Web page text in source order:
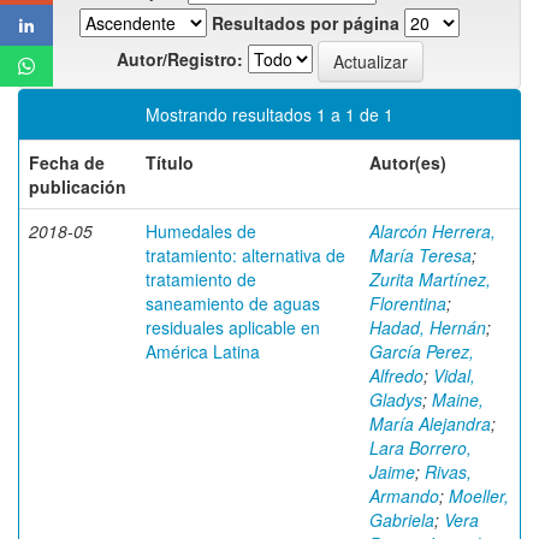
Resultados por página
Autor/Registro:
Mostrando resultados 1 a 1 de 1
Fecha de
publicación
Título Autor(es)
2018-05
Humedales de
tratamiento: alternativa de
tratamiento de
saneamiento de aguas
residuales aplicable en
América Latina
Alarcón Herrera,
María Teresa;
Zurita Martínez,
Florentina;
Hadad, Hernán;
García Perez,
Alfredo; Vidal,
Gladys; Maine,
María Alejandra;
Lara Borrero,
Jaime; Rivas,
Armando; Moeller,
Gabriela; Vera